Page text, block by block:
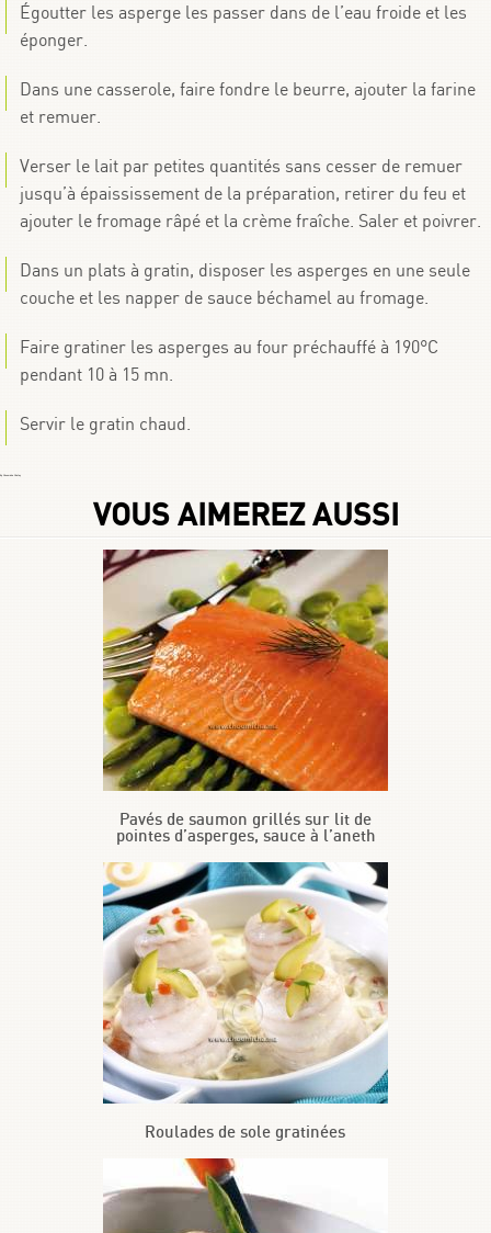
Égoutter les asperge les passer dans de l’eau froide et les
éponger.
Dans une casserole, faire fondre le beurre, ajouter la farine
et remuer.
Verser le lait par petites quantités sans cesser de remuer
jusqu’à épaississement de la préparation, retirer du feu et
ajouter le fromage râpé et la crème fraîche. Saler et poivrer.
Dans un plats à gratin, disposer les asperges en une seule
couche et les napper de sauce béchamel au fromage.
Faire gratiner les asperges au four préchauffé à 190°C
pendant 10 à 15 mn.
Servir le gratin chaud.
VOUS AIMEREZ AUSSI
Pavés de saumon grillés sur lit de
pointes d’asperges, sauce à l’aneth
Roulades de sole gratinées